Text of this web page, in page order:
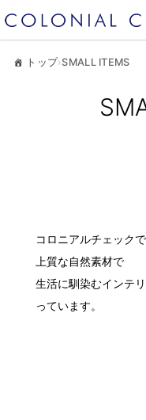
トップ›SMALL ITEMS
コロニアルチェック
上質な自然素材で
生活に馴染むインテ
っています。